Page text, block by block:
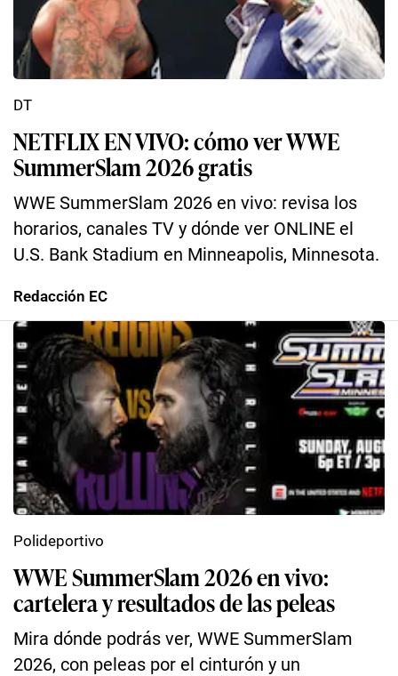
NETFLIX EN VIVO: cómo ver WWE
SummerSlam 2026 gratis
WWE SummerSlam 2026 en vivo: revisa los
horarios, canales TV y dónde ver ONLINE el
U.S. Bank Stadium en Minneapolis, Minnesota.
DT
Redacción EC
WWE SummerSlam 2026 en vivo:
cartelera y resultados de las peleas
Mira dónde podrás ver, WWE SummerSlam
2026, con peleas por el cinturón y un
Polideportivo